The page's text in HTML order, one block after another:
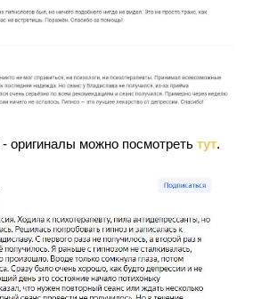
оригиналы можно посмотреть тут.